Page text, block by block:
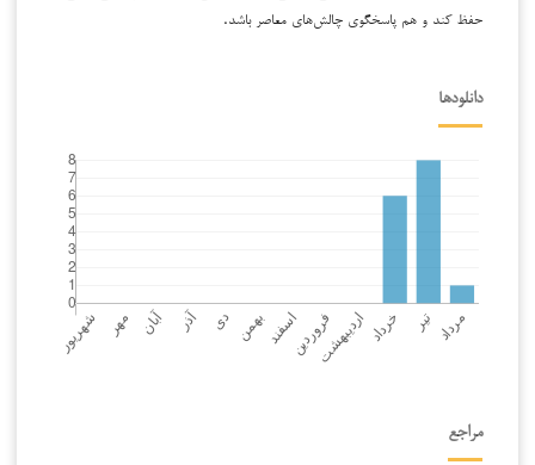
حفظ کند و هم پاسخگوی چالش‌های معاصر باشد.
دانلودها
مراجع